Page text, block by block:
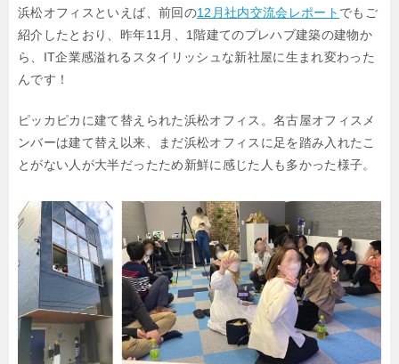
浜松オフィスといえば、前回の12月社内交流会レポート でもご
紹介したとおり、 昨年11月、1階建てのプレハブ建築の建物か
ら、IT企業感溢れるスタイリッシュな新社屋に生まれ変わった
んです！
ピッカピカに建て替えられた浜松オフィス。名古屋オフィスメ
ンバーは建て替え以来、まだ浜松オフィスに足を踏み入れたこ
とがない人が大半だったため新鮮に感じた人も多かった様子。